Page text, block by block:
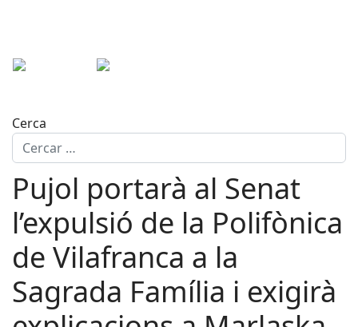
Cerca
Pujol portarà al Senat
l’expulsió de la Polifònica
de Vilafranca a la
Sagrada Família i exigirà